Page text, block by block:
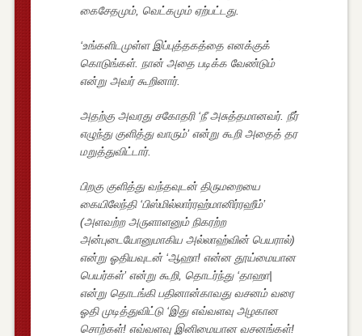
கைசேதமும், வெட்கமும் ஏற்பட்டது.
‘உங்களிடமுள்ள இப்புத்தகத்தை எனக்குக்
கொடுங்கள். நான் அதை படிக்க வேண்டும்
என்று அவர் கூறினார்.
அதற்கு அவரது சகோதரி ‘நீ அசுத்தமானவர். நீர்
எழுந்து குளித்து வாரும்’ என்று கூறி அதைத் தர
மறுத்துவிட்டார்.
பிறகு குளித்து வந்தவுடன் திருமறையை
கையிலேந்தி ‘பிஸ்மில்லார்ரஹ்மானிர்ரஹீம்’
(அளவற்ற அருளாளனும் நிகரற்ற
அன்புடையோனுமாகிய அல்லாஹ்வின் பெயரால்)
என்று ஓதியவுடன் ‘ஆஹா! என்ன தூய்மையான
பெயர்கள்’ என்று கூறி, தொடர்ந்து ‘தாஹா|
என்று தொடங்கி பதினான்காவது வசனம் வரை
ஓதி முடித்துவிட்டு ‘இது எவ்வளவு அழகான
சொற்கள்! எவ்வளவு இனிமையான வசனங்கள்!